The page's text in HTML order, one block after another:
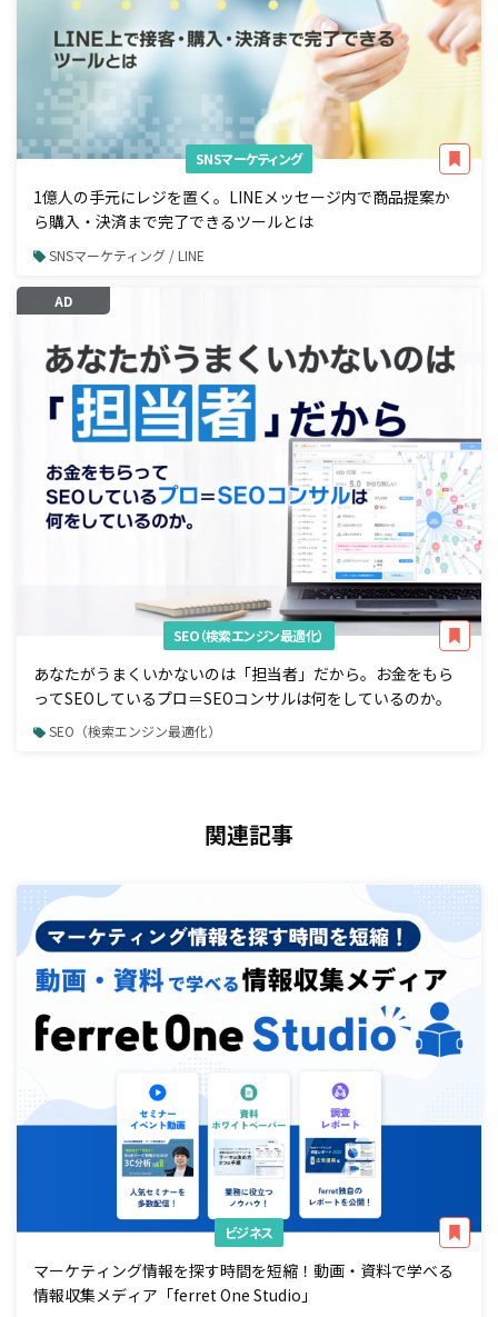
SNSマーケティング
1億人の手元にレジを置く。LINEメッセージ内で商品提案か
ら購入・決済まで完了できるツールとは
SNSマーケティング / LINE
AD
SEO（検索エンジン最適化）
あなたがうまくいかないのは「担当者」だから。お金をもら
ってSEOしているプロ＝SEOコンサルは何をしているのか。
SEO（検索エンジン最適化）
関連記事
ビジネス
マーケティング情報を探す時間を短縮！動画・資料で学べる
情報収集メディア「ferret One Studio」